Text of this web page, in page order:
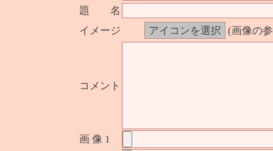
題 名
イメージ
(画像の
コメント
画 像 1